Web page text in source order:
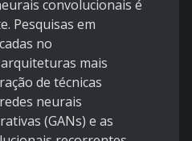
convolucionais é
Pesquisas em
no
mais
de técnicas
neurais
(GANs) e as